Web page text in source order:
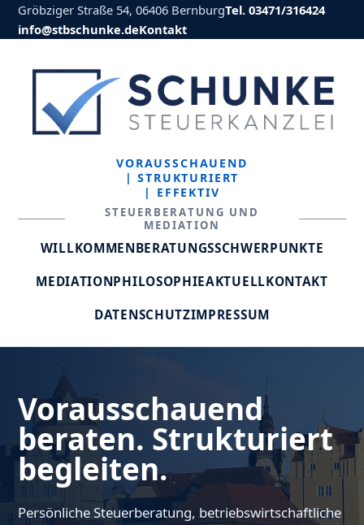
Gröbziger Straße 54, 06406 BernburgTel. 03471/316424
info@stbschunke.deKontakt
VORAUSSCHAUEND
| STRUKTURIERT
| EFFEKTIV
STEUERBERATUNG UND
MEDIATION
WILLKOMMENBERATUNGSSCHWERPUNKTE
MEDIATIONPHILOSOPHIEAKTUELLKONTAKT
DATENSCHUTZIMPRESSUM
Vorausschauend
beraten. Strukturiert
begleiten.
Persönliche Steuerberatung, betriebswirtschaftliche